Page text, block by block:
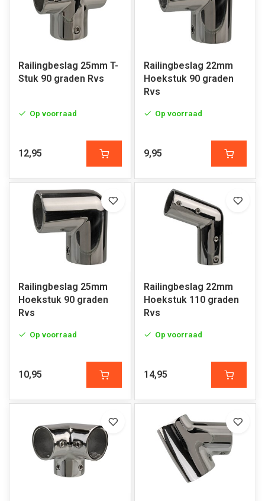
Railingbeslag 25mm T-
Stuk 90 graden Rvs
Op voorraad
12,95
Railingbeslag 22mm
Hoekstuk 90 graden
Rvs
Op voorraad
9,95
Railingbeslag 25mm
Hoekstuk 90 graden
Rvs
Op voorraad
10,95
Railingbeslag 22mm
Hoekstuk 110 graden
Rvs
Op voorraad
14,95